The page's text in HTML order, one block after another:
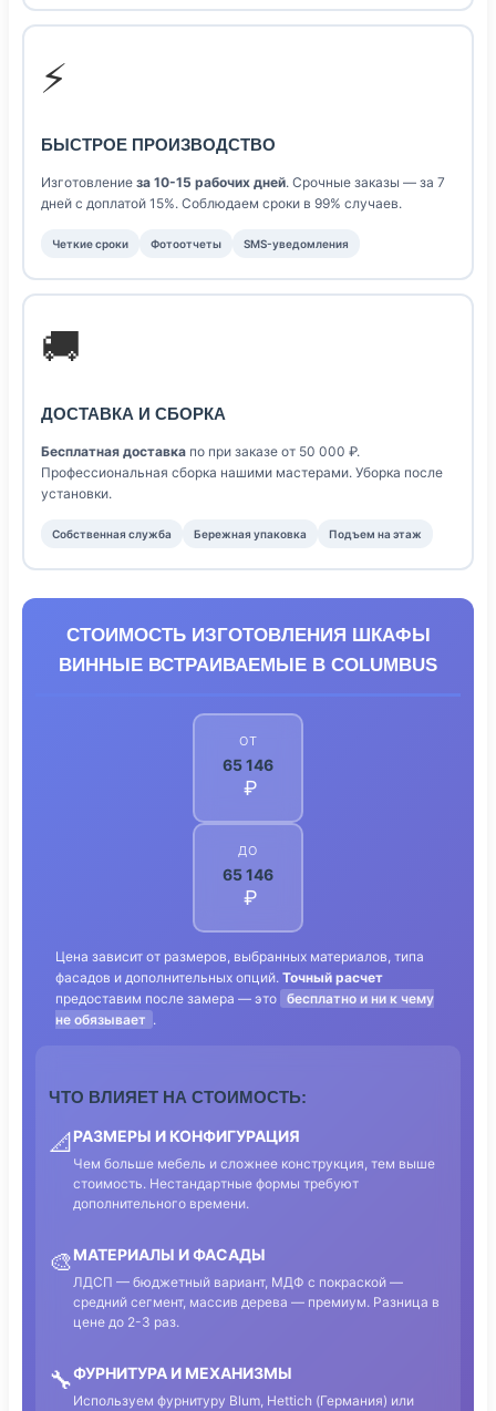
⚡
БЫСТРОЕ ПРОИЗВОДСТВО
Изготовление за 10-15 рабочих дней. Срочные заказы — за 7
дней с доплатой 15%. Соблюдаем сроки в 99% случаев.
Четкие сроки Фотоотчеты SMS-уведомления
🚚
ДОСТАВКА И СБОРКА
Бесплатная доставка по при заказе от 50 000 ₽.
Профессиональная сборка нашими мастерами. Уборка после
установки.
Собственная служба Бережная упаковка Подъем на этаж
СТОИМОСТЬ ИЗГОТОВЛЕНИЯ ШКАФЫ
ВИННЫЕ ВСТРАИВАЕМЫЕ В COLUMBUS
ОТ
65 146
₽
ДО
65 146
₽
Цена зависит от размеров, выбранных материалов, типа
фасадов и дополнительных опций. Точный расчет
предоставим после замера — это бесплатно и ни к чему
не обязывает .
ЧТО ВЛИЯЕТ НА СТОИМОСТЬ:
📐 РАЗМЕРЫ И КОНФИГУРАЦИЯ
Чем больше мебель и сложнее конструкция, тем выше
стоимость. Нестандартные формы требуют
дополнительного времени.
🎨МАТЕРИАЛЫ И ФАСАДЫ
ЛДСП — бюджетный вариант, МДФ с покраской —
средний сегмент, массив дерева — премиум. Разница в
цене до 2-3 раз.
🔧ФУРНИТУРА И МЕХАНИЗМЫ
Используем фурнитуру Blum, Hettich (Германия) или